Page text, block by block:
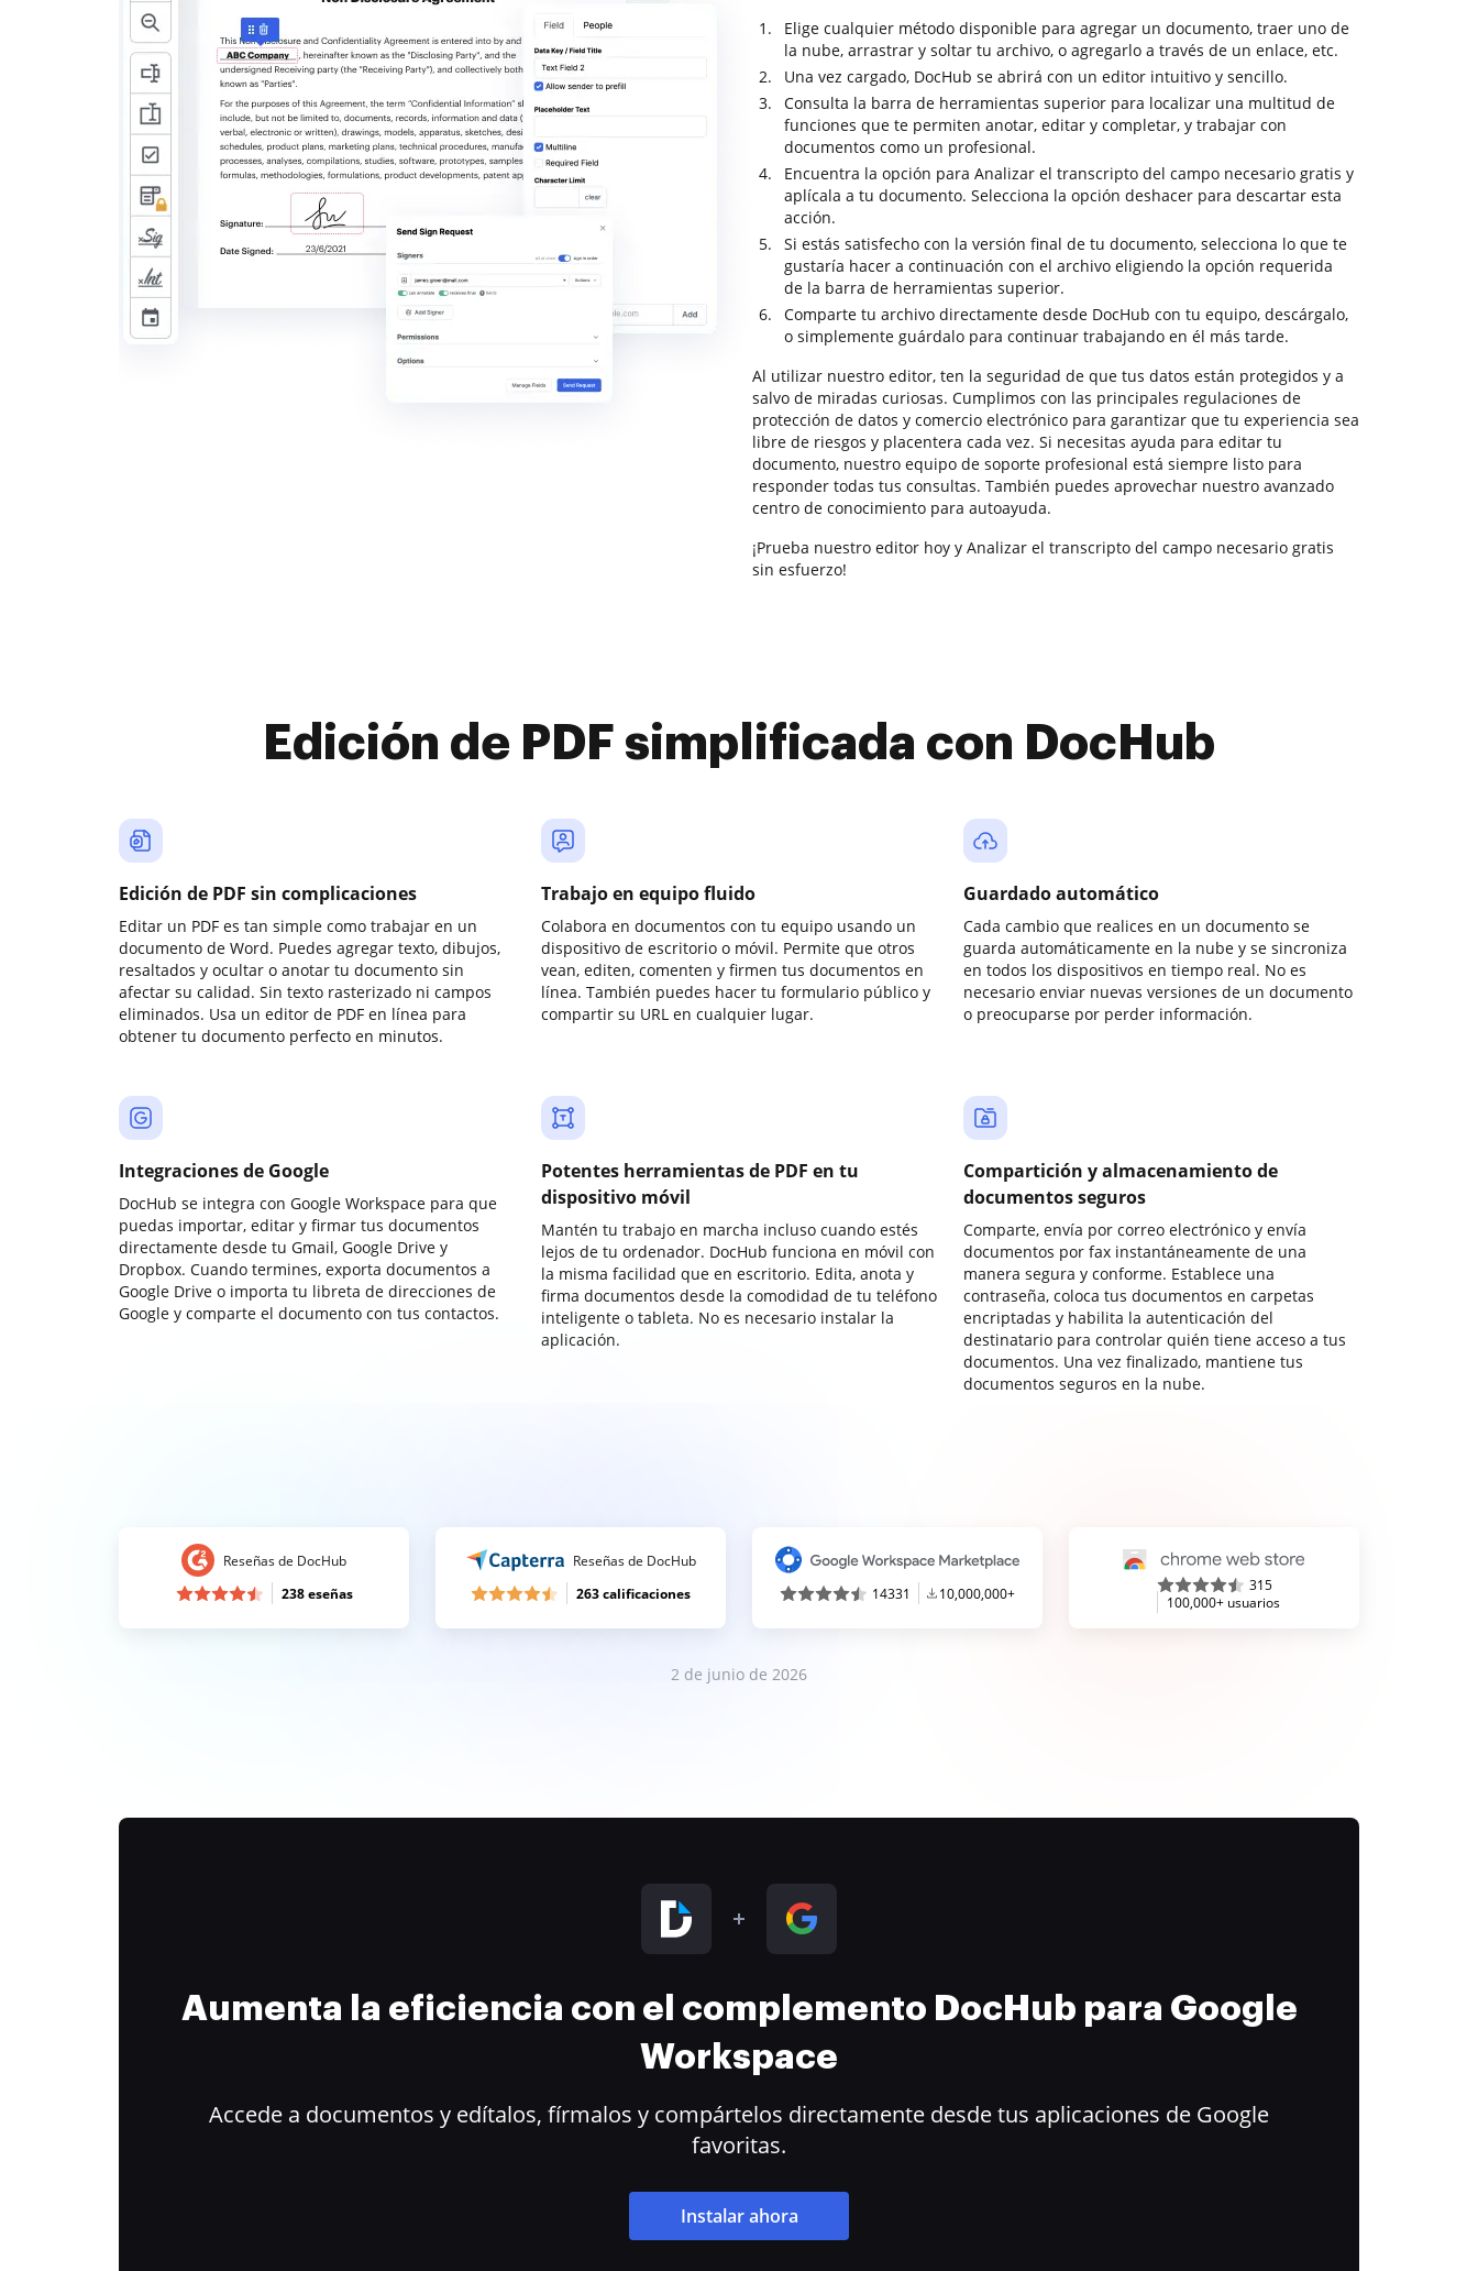
Elige cualquier método disponible para agregar un documento, traer uno de
la nube, arrastrar y soltar tu archivo, o agregarlo a través de un enlace, etc.
Una vez cargado, DocHub se abrirá con un editor intuitivo y sencillo.
Consulta la barra de herramientas superior para localizar una multitud de
funciones que te permiten anotar, editar y completar, y trabajar con
documentos como un profesional.
Encuentra la opción para Analizar el transcripto del campo necesario gratis y
aplícala a tu documento. Selecciona la opción deshacer para descartar esta
acción.
Si estás satisfecho con la versión final de tu documento, selecciona lo que te
gustaría hacer a continuación con el archivo eligiendo la opción requerida
de la barra de herramientas superior.
Comparte tu archivo directamente desde DocHub con tu equipo, descárgalo,
o simplemente guárdalo para continuar trabajando en él más tarde.
Al utilizar nuestro editor, ten la seguridad de que tus datos están protegidos y a
salvo de miradas curiosas. Cumplimos con las principales regulaciones de
protección de datos y comercio electrónico para garantizar que tu experiencia sea
libre de riesgos y placentera cada vez. Si necesitas ayuda para editar tu
documento, nuestro equipo de soporte profesional está siempre listo para
responder todas tus consultas. También puedes aprovechar nuestro avanzado
centro de conocimiento para autoayuda.
¡Prueba nuestro editor hoy y Analizar el transcripto del campo necesario gratis
sin esfuerzo!
Edición de PDF simplificada con DocHub
Edición de PDF sin complicaciones
Editar un PDF es tan simple como trabajar en un
documento de Word. Puedes agregar texto, dibujos,
resaltados y ocultar o anotar tu documento sin
afectar su calidad. Sin texto rasterizado ni campos
eliminados. Usa un editor de PDF en línea para
obtener tu documento perfecto en minutos.
Trabajo en equipo fluido
Colabora en documentos con tu equipo usando un
dispositivo de escritorio o móvil. Permite que otros
vean, editen, comenten y firmen tus documentos en
línea. También puedes hacer tu formulario público y
compartir su URL en cualquier lugar.
Guardado automático
Cada cambio que realices en un documento se
guarda automáticamente en la nube y se sincroniza
en todos los dispositivos en tiempo real. No es
necesario enviar nuevas versiones de un documento
o preocuparse por perder información.
Integraciones de Google
DocHub se integra con Google Workspace para que
puedas importar, editar y firmar tus documentos
directamente desde tu Gmail, Google Drive y
Dropbox. Cuando termines, exporta documentos a
Google Drive o importa tu libreta de direcciones de
Google y comparte el documento con tus contactos.
Potentes herramientas de PDF en tu
dispositivo móvil
Mantén tu trabajo en marcha incluso cuando estés
lejos de tu ordenador. DocHub funciona en móvil con
la misma facilidad que en escritorio. Edita, anota y
firma documentos desde la comodidad de tu teléfono
inteligente o tableta. No es necesario instalar la
aplicación.
Compartición y almacenamiento de
documentos seguros
Comparte, envía por correo electrónico y envía
documentos por fax instantáneamente de una
manera segura y conforme. Establece una
contraseña, coloca tus documentos en carpetas
encriptadas y habilita la autenticación del
destinatario para controlar quién tiene acceso a tus
documentos. Una vez finalizado, mantiene tus
documentos seguros en la nube.
Reseñas de DocHub
238 eseñas
Reseñas de DocHub
263 calificaciones
14331 10,000,000+
315
100,000+ usuarios
2 de junio de 2026
Aumenta la eficiencia con el complemento DocHub para Google
Workspace
Accede a documentos y edítalos, fírmalos y compártelos directamente desde tus aplicaciones de Google
favoritas.
Instalar ahora